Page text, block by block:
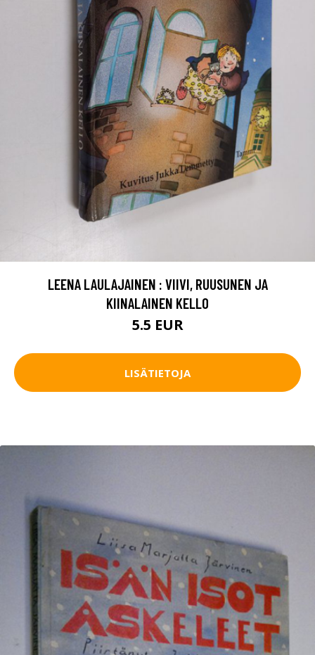
LEENA LAULAJAINEN : VIIVI, RUUSUNEN JA
KIINALAINEN KELLO
5.5 EUR
LISÄTIETOJA